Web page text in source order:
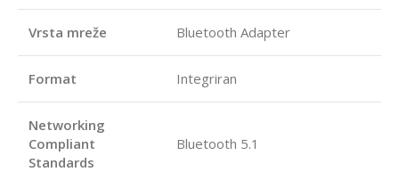
Vrsta mreže Bluetooth Adapter
Format Integriran
Networking
Compliant
Standards
Bluetooth 5.1